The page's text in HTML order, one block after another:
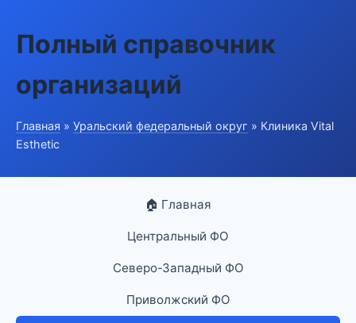
Полный справочник
организаций
Главная » Уральский федеральный округ » Клиника Vital
Esthetic
🏠 Главная
Центральный ФО
Северо-Западный ФО
Приволжский ФО